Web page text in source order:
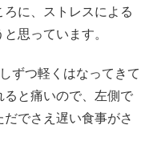
に、ストレスによる
思っています。
ずつ軽くはなってきて
ると痛いので、左側で
でさえ遅い食事がさ